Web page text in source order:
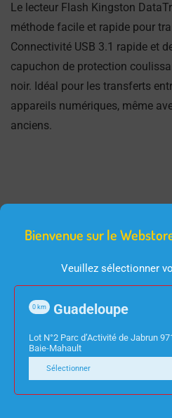
Le lecteur Flash Kingston
méthode facile et rapide pour
Connectivité USB 3.1 rapide et
capuchon de protection
noir. Idéal pour les transferts
appareils numériques, même
anciens.
Produits Similaires
INFORMATIQUE
ECRAN 49″ INCURVE
Bienvenue sur le
Veuillez sélectionner
Guadeloupe
0 km
Lot N°2 Parc d’Activité de Jabrun
Baie-Mahault
Sélectionner